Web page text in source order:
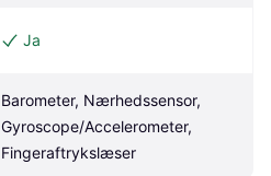
Ja
Barometer, Nærhedssensor,
Gyroscope/Accelerometer,
Fingeraftrykslæser